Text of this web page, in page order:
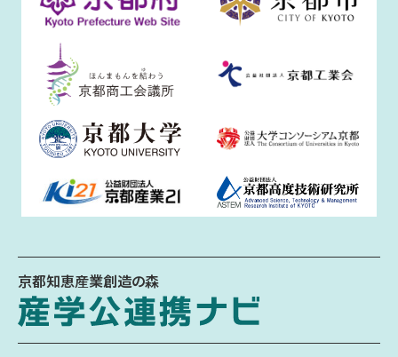
京都知恵産業創造の森